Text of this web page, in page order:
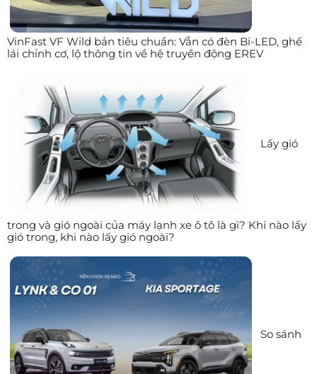
VinFast VF Wild bản tiêu chuẩn: Vẫn có đèn Bi-LED, ghế
lái chỉnh cơ, lộ thông tin về hệ truyền động EREV
Lấy gió
trong và gió ngoài của máy lạnh xe ô tô là gì? Khi nào lấy
gió trong, khi nào lấy gió ngoài?
So sánh